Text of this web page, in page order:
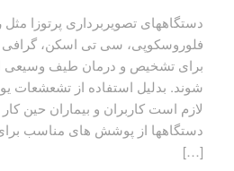
دستگاههای تصویربرداری پرتوزا مثل
فلوروسکوپی، سی تی اسکن، گرافی
برای تشخیص و درمان طیف وسیعی
شوند. بدلیل استفاده از تشعشعات
لازم است کاربران و بیماران حین کار
دستگاهها از پوشش های مناسب
[…]